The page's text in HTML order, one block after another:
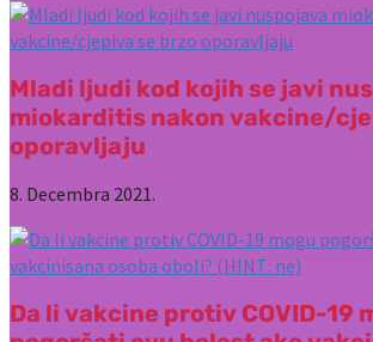
Mladi ljudi kod kojih se javi
miokarditis nakon vakcine/
oporavljaju
8. Decembra 2021.
Da li vakcine protiv COVID-19